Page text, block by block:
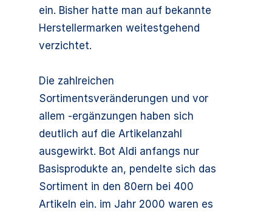
ein. Bisher hatte man auf bekannte
Herstellermarken weitestgehend
verzichtet.
Die zahlreichen
Sortimentsveränderungen und vor
allem -ergänzungen haben sich
deutlich auf die Artikelanzahl
ausgewirkt. Bot Aldi anfangs nur
Basisprodukte an, pendelte sich das
Sortiment in den 80ern bei 400
Artikeln ein. im Jahr 2000 waren es